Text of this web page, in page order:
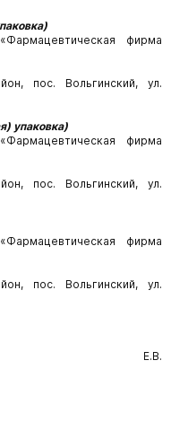
фирма
пос. Вольгинский, ул.
упаковка)
фирма
пос. Вольгинский, ул.
фирма
пос. Вольгинский, ул.
Е.В.